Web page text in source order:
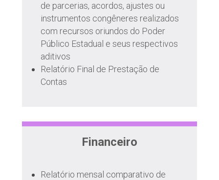
de parcerias, acordos, ajustes ou
instrumentos congêneres realizados
com recursos oriundos do Poder
Público Estadual e seus respectivos
aditivos
Relatório Final de Prestação de
Contas
Financeiro
Relatório mensal comparativo de